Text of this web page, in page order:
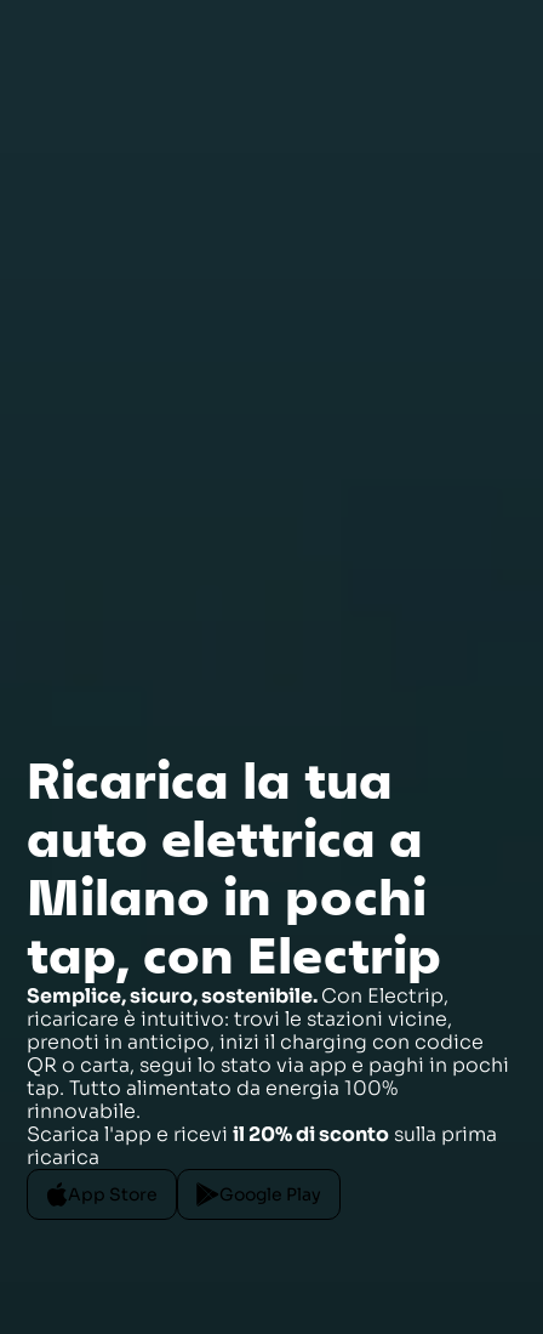
Ricarica la tua
auto elettrica a
Milano in pochi
tap, con Electrip
Semplice, sicuro, sostenibile.Con Electrip,
ricaricare è intuitivo: trovi le stazioni vicine,
prenoti in anticipo, inizi il charging con codice
QR o carta, segui lo stato via app e paghi in pochi
tap. Tutto alimentato da energia 100%
rinnovabile.
Scarica l'app e riceviil 20% di sconto sulla prima
ricarica
App Store Google Play